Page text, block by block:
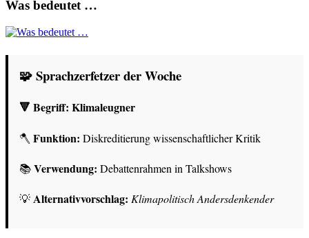
Was bedeutet …
🧩 Sprachzerfetzer der Woche
🔻 Begriff: Klimaleugner
🪓 Funktion: Diskreditierung wissenschaftlicher Kritik
📚Verwendung: Debattenrahmen in Talkshows
💡 Alternativvorschlag: Klimapolitisch Andersdenkender